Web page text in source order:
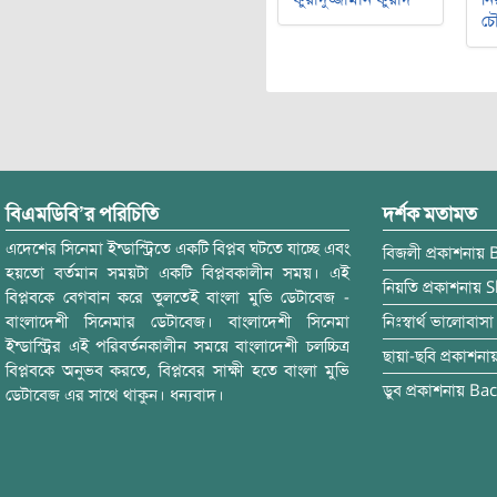
বিএমডিবি’র পরিচিতি
এদেশের সিনেমা ইন্ডাস্ট্রিতে একটি বিপ্লব ঘটতে যাচ্ছে এবং
হয়তো বর্তমান সময়টা একটি বিপ্লবকালীন সময়। এই
বিপ্লবকে বেগবান করে তুলতেই বাংলা মুভি ডেটাবেজ -
বাংলাদেশী সিনেমার ডেটাবেজ। বাংলাদেশী সিনেমা
ইন্ডাস্ট্রির এই পরিবর্তনকালীন সময়ে বাংলাদেশী চলচ্চিত্র
বিপ্লবকে অনুভব করতে, বিপ্লবের সাক্ষী হতে বাংলা মুভি
ডেটাবেজ এর সাথে থাকুন। ধন্যবাদ।
দর্শক মতামত
বিজলী প্রকাশনায়
নিয়তি প্রকাশনায়
নিঃস্বার্থ ভালোবাসা
ছায়া-ছবি
ডুব প্রকাশনায়